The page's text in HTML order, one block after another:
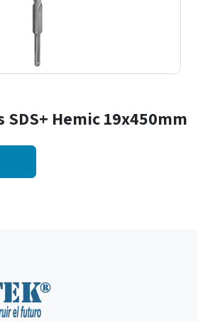
SDS+ Hemic 19x450mm